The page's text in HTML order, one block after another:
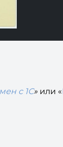
с 1С» или «